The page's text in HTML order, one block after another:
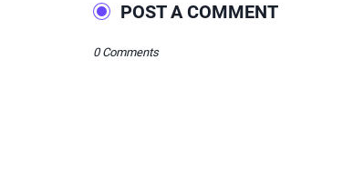
POST A COMMENT
0 Comments